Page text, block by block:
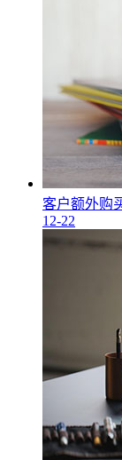
客户额外购
12-22